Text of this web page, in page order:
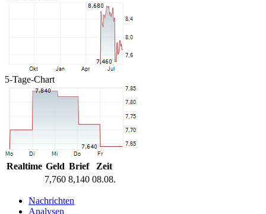
5-Tage-Chart
Realtime Geld Brief
Zeit
7,760 8,140 08.08.
Nachrichten
Analysen